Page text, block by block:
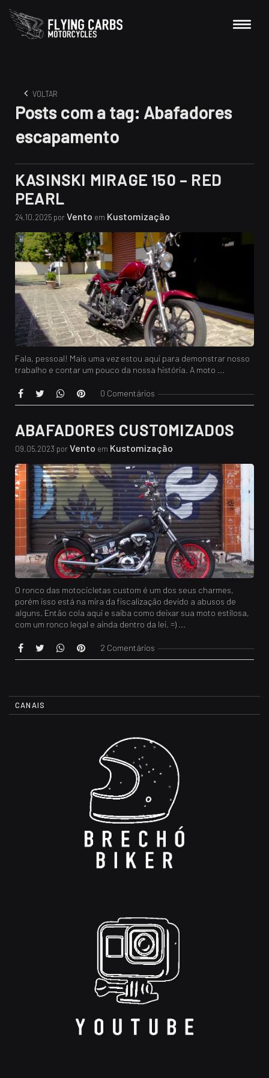
VOLTAR
Posts com a tag: Abafadores
escapamento
KASINSKI MIRAGE 150 – RED
PEARL
24.10.2025 porVento em Kustomização
Fala, pessoal! Mais uma vez estou aqui para demonstrar nosso
trabalho e contar um pouco da nossa história. A moto ...
0 Comentários
ABAFADORES CUSTOMIZADOS
09.05.2023 porVento em Kustomização
O ronco das motocicletas custom é um dos seus charmes,
porém isso está na mira da fiscalização devido a abusos de
alguns. Então cola aqui e saiba como deixar sua moto estilosa,
com um ronco legal e ainda dentro da lei. =) ...
2 Comentários
CANAIS